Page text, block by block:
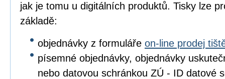
jak je tomu u digitálních produktů. Tisky lze
základě:
objednávky z formuláře on-line prodej
písemné objednávky, objednávky
nebo datovou schránkou ZÚ - ID datové